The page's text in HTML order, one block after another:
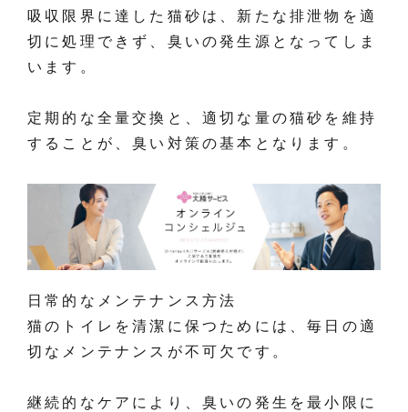
吸収限界に達した猫砂は、新たな排泄物を適
切に処理できず、臭いの発生源となってしま
います。
定期的な全量交換と、適切な量の猫砂を維持
することが、臭い対策の基本となります。
日常的なメンテナンス方法
猫のトイレを清潔に保つためには、毎日の適
切なメンテナンスが不可欠です。
継続的なケアにより、臭いの発生を最小限に